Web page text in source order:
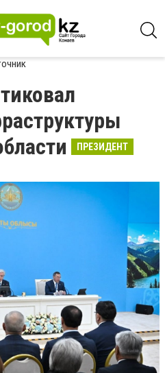
ПРЕЗИДЕНТ